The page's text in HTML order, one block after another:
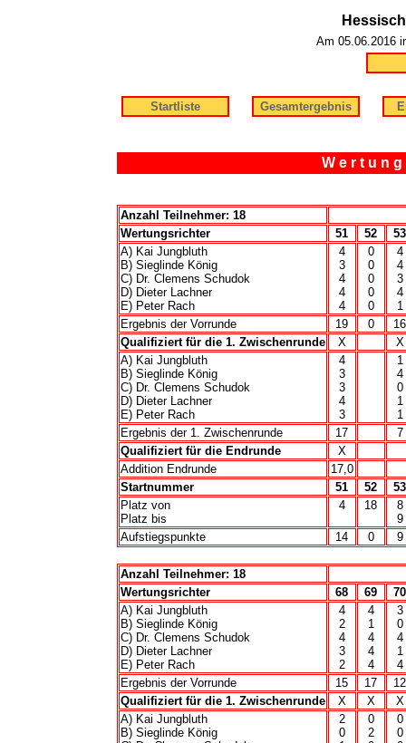
Am 05.06.2016
Startliste Gesamtergebnis
W e r t u n
Anzahl Teilnehmer: 18
Wertungsrichter
51 52
53
A) Kai Jungbluth
B) Sieglinde König
C) Dr. Clemens Schudok
D) Dieter Lachner
E) Peter Rach
4
3
4
4
4
0
0
0
0
0
4
4
3
4
1
Ergebnis der Vorrunde
19 0
16
Qualifiziert für die 1. Zwischenrunde
X
X
A) Kai Jungbluth
B) Sieglinde König
C) Dr. Clemens Schudok
D) Dieter Lachner
E) Peter Rach
4
3
3
4
3
1
4
0
1
1
Ergebnis der 1. Zwischenrunde
17
7
Qualifiziert für die Endrunde
X
Addition Endrunde
17,0
Startnummer
51 52
53
Platz von
Platz bis
4 18
8
9
Aufstiegspunkte
14 0 9
Anzahl Teilnehmer: 18
Wertungsrichter
68 69
70
A) Kai Jungbluth
B) Sieglinde König
C) Dr. Clemens Schudok
D) Dieter Lachner
E) Peter Rach
4
2
4
3
2
4
1
4
4
4
3
0
4
1
4
Ergebnis der Vorrunde
15 17
12
Qualifiziert für die 1. Zwischenrunde
X X
X
A) Kai Jungbluth
B) Sieglinde König
2
0
0
2
0
0